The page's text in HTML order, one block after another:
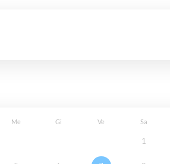
Me Gi Ve Sa
1